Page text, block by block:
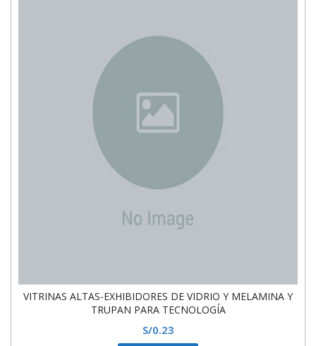
VITRINAS ALTAS-EXHIBIDORES DE VIDRIO Y MELAMINA Y
TRUPAN PARA TECNOLOGÍA
S/0.23